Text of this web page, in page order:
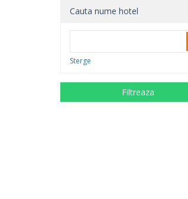
Cauta nume hotel
Sterge
Filtreaza